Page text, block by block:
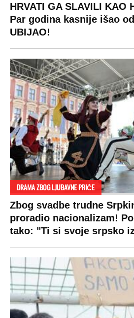
HRVATI GA SLAVILI KAO
Par godina kasnije išao
UBIJAO!
DRAMA ZBOG LJUBAVNE PRIČE
Zbog svadbe trudne
proradio nacionalizam!
tako: "Ti si svoje srpsko